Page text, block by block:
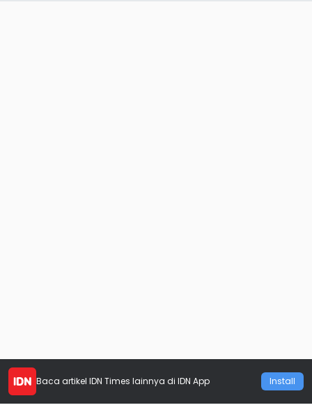
Baca artikel IDN Times lainnya di IDN App Install